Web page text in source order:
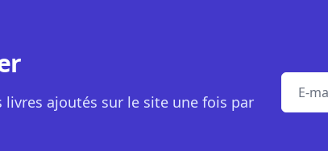
ajoutés sur le site une fois par
E-mail